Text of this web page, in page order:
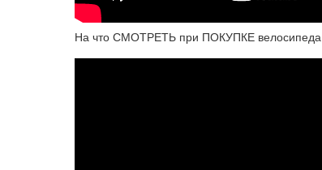
На что СМОТРЕТЬ при ПОКУПКЕ велосипеда